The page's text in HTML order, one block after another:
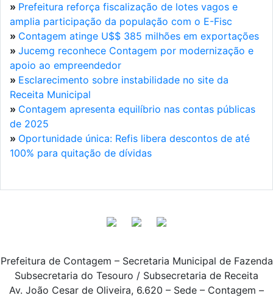
» Prefeitura reforça fiscalização de lotes vagos e
amplia participação da população com o E-Fisc
» Contagem atinge U$$ 385 milhões em exportações
» Jucemg reconhece Contagem por modernização e
apoio ao empreendedor
» Esclarecimento sobre instabilidade no site da
Receita Municipal
» Contagem apresenta equilíbrio nas contas públicas
de 2025
» Oportunidade única: Refis libera descontos de até
100% para quitação de dívidas
Prefeitura de Contagem – Secretaria Municipal de Fazenda
Subsecretaria do Tesouro / Subsecretaria de Receita
Av. João Cesar de Oliveira, 6.620 – Sede – Contagem –